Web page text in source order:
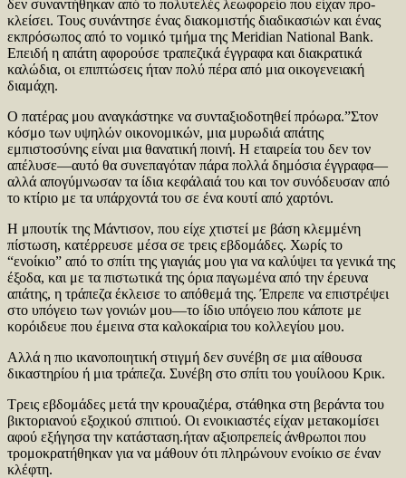
δεν συναντήθηκαν από το πολυτελές λεωφορείο που είχαν προ-
κλείσει. Τους συνάντησε ένας διακομιστής διαδικασιών και ένας
εκπρόσωπος από το νομικό τμήμα της Meridian National Bank.
Επειδή η απάτη αφορούσε τραπεζικά έγγραφα και διακρατικά
καλώδια, οι επιπτώσεις ήταν πολύ πέρα από μια οικογενειακή
διαμάχη.
Ο πατέρας μου αναγκάστηκε να συνταξιοδοτηθεί πρόωρα.”Στον
κόσμο των υψηλών οικονομικών, μια μυρωδιά απάτης
εμπιστοσύνης είναι μια θανατική ποινή. Η εταιρεία του δεν τον
απέλυσε—αυτό θα συνεπαγόταν πάρα πολλά δημόσια έγγραφα—
αλλά απογύμνωσαν τα ίδια κεφάλαιά του και τον συνόδευσαν από
το κτίριο με τα υπάρχοντά του σε ένα κουτί από χαρτόνι.
Η μπουτίκ της Μάντισον, που είχε χτιστεί με βάση κλεμμένη
πίστωση, κατέρρευσε μέσα σε τρεις εβδομάδες. Χωρίς το
“ενοίκιο” από το σπίτι της γιαγιάς μου για να καλύψει τα γενικά της
έξοδα, και με τα πιστωτικά της όρια παγωμένα από την έρευνα
απάτης, η τράπεζα έκλεισε το απόθεμά της. Έπρεπε να επιστρέψει
στο υπόγειο των γονιών μου—το ίδιο υπόγειο που κάποτε με
κορόιδευε που έμεινα στα καλοκαίρια του κολλεγίου μου.
Αλλά η πιο ικανοποιητική στιγμή δεν συνέβη σε μια αίθουσα
δικαστηρίου ή μια τράπεζα. Συνέβη στο σπίτι του γουίλοου Κρικ.
Τρεις εβδομάδες μετά την κρουαζιέρα, στάθηκα στη βεράντα του
βικτοριανού εξοχικού σπιτιού. Οι ενοικιαστές είχαν μετακομίσει
αφού εξήγησα την κατάσταση.ήταν αξιοπρεπείς άνθρωποι που
τρομοκρατήθηκαν για να μάθουν ότι πληρώνουν ενοίκιο σε έναν
κλέφτη.